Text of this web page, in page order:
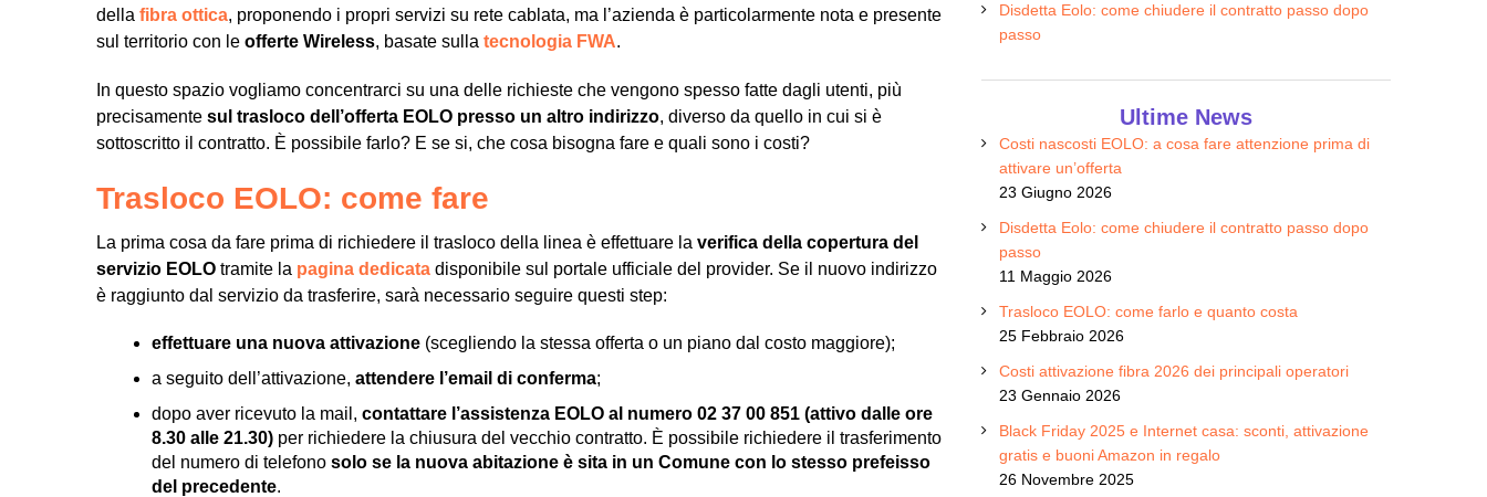
della fibra ottica, proponendo i propri servizi su rete cablata, ma l’azienda è particolarmente nota e presente
sul territorio con le offerte Wireless, basate sulla tecnologia FWA.
In questo spazio vogliamo concentrarci su una delle richieste che vengono spesso fatte dagli utenti, più
precisamente sul trasloco dell’offerta EOLO presso un altro indirizzo, diverso da quello in cui si è
sottoscritto il contratto. È possibile farlo? E se si, che cosa bisogna fare e quali sono i costi?
Trasloco EOLO: come fare
La prima cosa da fare prima di richiedere il trasloco della linea è effettuare la verifica della copertura del
servizio EOLO tramite la pagina dedicata disponibile sul portale ufficiale del provider. Se il nuovo indirizzo
è raggiunto dal servizio da trasferire, sarà necessario seguire questi step:
effettuare una nuova attivazione (scegliendo la stessa offerta o un piano dal costo maggiore);
a seguito dell’attivazione, attendere l’email di conferma;
dopo aver ricevuto la mail, contattare l’assistenza EOLO al numero 02 37 00 851 (attivo dalle ore
8.30 alle 21.30) per richiedere la chiusura del vecchio contratto. È possibile richiedere il trasferimento
del numero di telefono solo se la nuova abitazione è sita in un Comune con lo stesso prefeisso
del precedente.
Disdetta Eolo: come chiudere il contratto passo dopo
passo
Ultime News
Costi nascosti EOLO: a cosa fare attenzione prima di
attivare un’offerta
23 Giugno 2026
Disdetta Eolo: come chiudere il contratto passo dopo
passo
11 Maggio 2026
Trasloco EOLO: come farlo e quanto costa
25 Febbraio 2026
Costi attivazione fibra 2026 dei principali operatori
23 Gennaio 2026
Black Friday 2025 e Internet casa: sconti, attivazione
gratis e buoni Amazon in regalo
26 Novembre 2025